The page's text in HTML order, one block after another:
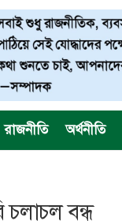
রাজনীতি অর্থনীতি
বন্ধ